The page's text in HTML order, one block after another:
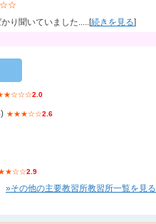
り聞いていました.....[続きを見る]
2.0
★★★☆☆2.6
2.9
»その他の主要教習所教習所一覧を見る